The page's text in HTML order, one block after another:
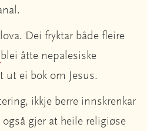
Dei fryktar både fleire
blei åtte nepalesiske
ut ei bok om Jesus.
ikkje berre innskrenkar
gjer at heile religiøse